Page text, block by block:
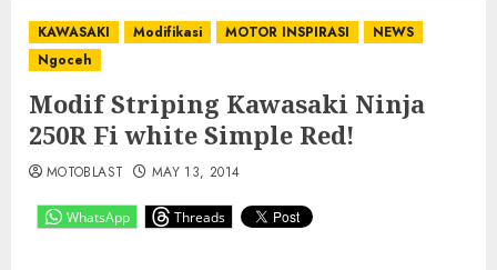
KAWASAKI Modifikasi MOTOR INSPIRASI
NEWS
Ngoceh
Modif Striping Kawasaki Ninja
250R Fi white Simple Red!
WhatsApp Threads
MOTOBLAST MAY 13, 2014